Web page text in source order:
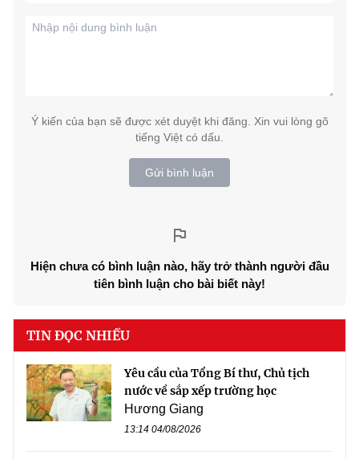
Ý kiến của bạn sẽ được xét duyệt khi đăng. Xin vui lòng gõ
tiếng Việt có dấu.
Gửi bình luận
Hiện chưa có bình luận nào, hãy trở thành người đầu
tiên bình luận cho bài biết này!
TIN ĐỌC NHIỀU
Yêu cầu của Tổng Bí thư, Chủ tịch
nước về sắp xếp trường học
Hương Giang
13:14 04/08/2026